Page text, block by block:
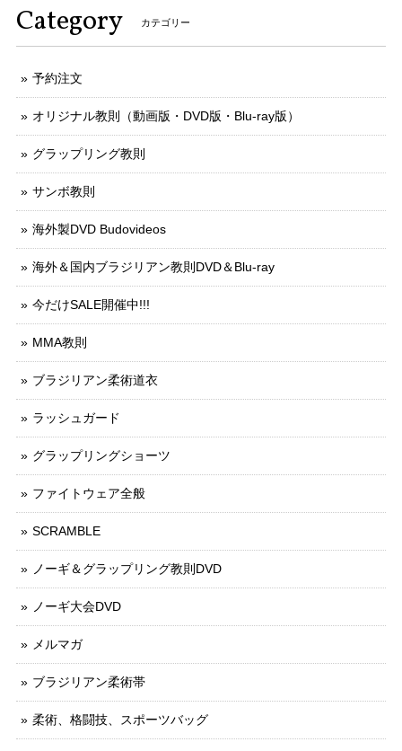
Category カテゴリー
予約注文
オリジナル教則（動画版・DVD版・Blu-ray版）
グラップリング教則
サンボ教則
海外製DVD Budovideos
海外＆国内ブラジリアン教則DVD＆Blu-ray
今だけSALE開催中!!!
MMA教則
ブラジリアン柔術道衣
ラッシュガード
グラップリングショーツ
ファイトウェア全般
SCRAMBLE
ノーギ＆グラップリング教則DVD
ノーギ大会DVD
メルマガ
ブラジリアン柔術帯
柔術、格闘技、スポーツバッグ